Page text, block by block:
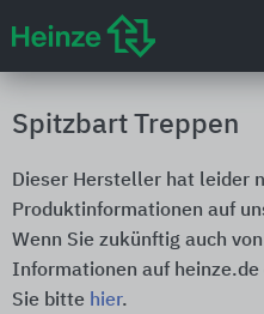
Spitzbart Treppen
Dieser Hersteller hat leider
Produktinformationen auf
Wenn Sie zukünftig auch
Informationen auf
Sie bitte hier.